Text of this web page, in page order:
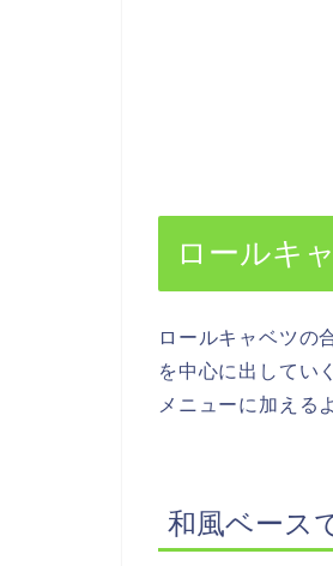
ロールキ
ロールキャベツの
を中心に出してい
メニューに加える
和風ベース